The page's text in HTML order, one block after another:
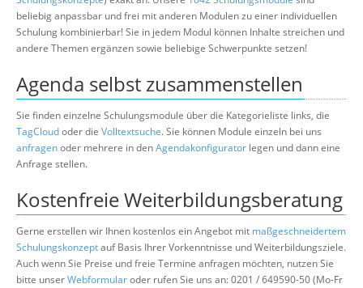
beliebig anpassbar und frei mit anderen Modulen zu einer individuellen
Schulung kombinierbar! Sie in jedem Modul können Inhalte streichen und
andere Themen ergänzen sowie beliebige Schwerpunkte setzen!
Agenda selbst zusammenstellen
Sie finden einzelne Schulungsmodule über die Kategorieliste links, die
TagCloudoder die Volltextsuche. Sie können Module einzeln bei uns
anfragenoder mehrere in denAgendakonfigurator legen und dann eine
Anfrage stellen.
Kostenfreie Weiterbildungsberatung
Gerne erstellen wir Ihnen kostenlos ein Angebot mit maßgeschneidertem
Schulungskonzeptauf Basis Ihrer Vorkenntnisse und Weiterbildungsziele.
Auch wenn Sie Preise und freie Termine anfragen möchten, nutzen Sie
bitte unserWebformularoder rufen Sie uns an: 0201 / 649590-50 (Mo-Fr